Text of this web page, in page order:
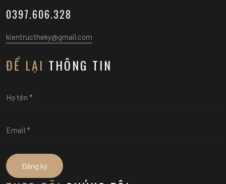
0397.606.328
kientructheky@gmail.com
ĐỂ LẠI THÔNG TIN
Đăng ký